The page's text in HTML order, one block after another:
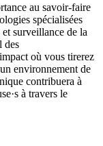
au savoir-faire
spécialisées
surveillance de la
des
où vous tirerez
environnement de
contribuera à
à travers le